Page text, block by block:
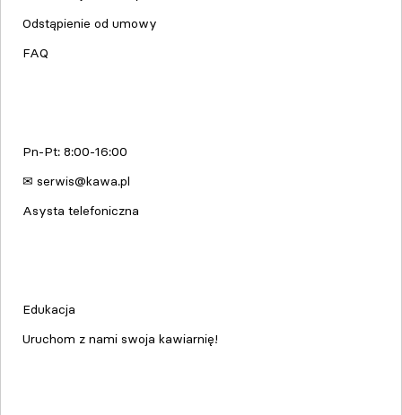
Odstąpienie od umowy
FAQ
Pn-Pt: 8:00-16:00
✉ serwis@kawa.pl
Asysta telefoniczna
Edukacja
Uruchom z nami swoja kawiarnię!